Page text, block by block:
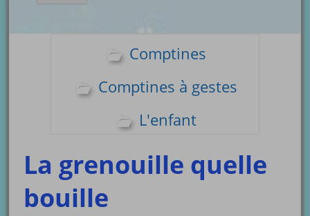
Comptines
Comptines à gestes
L'enfant
La grenouille quelle
bouille